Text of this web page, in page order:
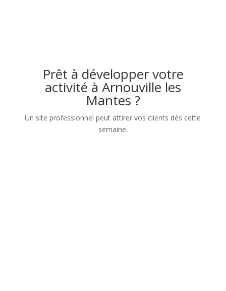
Prêt à développer votre
activité à Arnouville les
Mantes ?
Un site professionnel peut attirer vos clients dès cette
semaine.